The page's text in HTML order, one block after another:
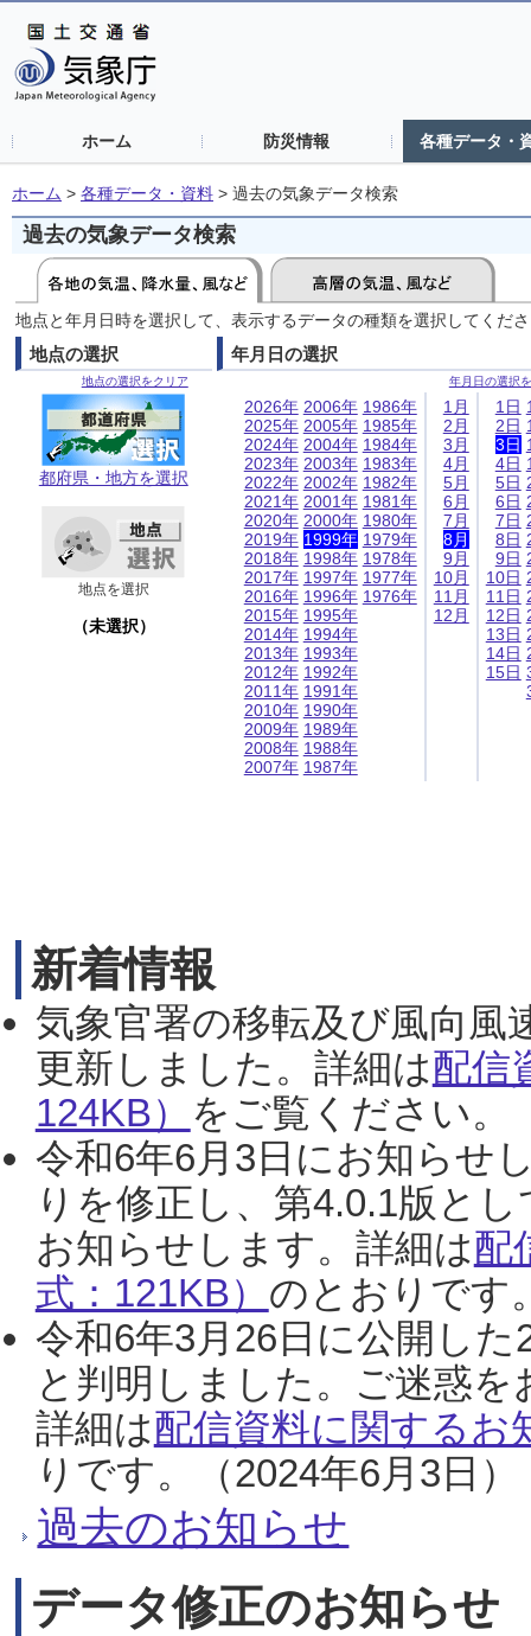
ホーム 防災情報 各種データ・
ホーム > 各種データ・資料 > 過去の気象データ検索
過去の気象データ検索
地点と年月日時を選択して、表示するデータの種類を選択してくだ
地点の選択
地点の選択をクリア
都府県・地方を選択
地点を選択
（未選択）
年月日の選択
年月日の選択
2026年
2025年
2024年
2023年
2022年
2021年
2020年
2019年
2018年
2017年
2016年
2015年
2014年
2013年
2012年
2011年
2010年
2009年
2008年
2007年
2006年
2005年
2004年
2003年
2002年
2001年
2000年
1999年
1998年
1997年
1996年
1995年
1994年
1993年
1992年
1991年
1990年
1989年
1988年
1987年
1986年
1985年
1984年
1983年
1982年
1981年
1980年
1979年
1978年
1977年
1976年
1月
2月
3月
4月
5月
6月
7月
8月
9月
10月
11月
12月
1日
2日
3日
4日
5日
6日
7日
8日
9日
10日
11日
12日
13日
14日
15日
新着情報
気象官署の移転及び風向風
更新しました。詳細は配信
124KB） をご覧ください。
令和6年6月3日にお知らせ
りを修正し、第4.0.1版と
お知らせします。詳細は配
式：121KB） のとおりです
令和6年3月26日に公開し
と判明しました。ご迷惑
詳細は配信資料に関するお
りです。（2024年6月3日）
過去のお知らせ
データ修正のお知らせ